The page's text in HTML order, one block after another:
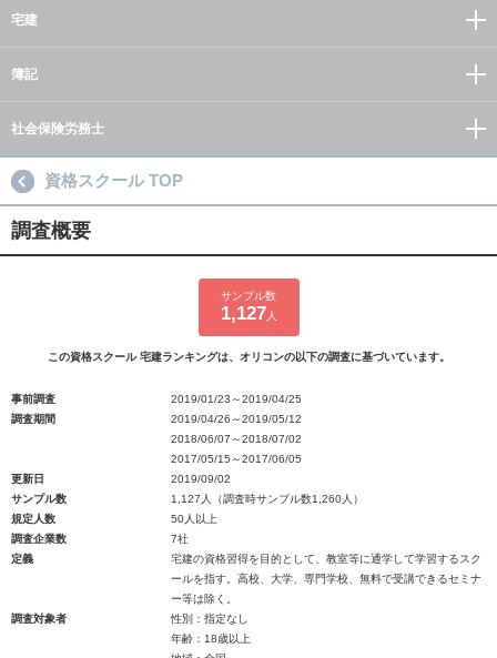
宅建
簿記
社会保険労務士
資格スクール TOP
調査概要
サンプル数
1,127 人
この資格スクール 宅建ランキングは、オリコンの以下の調査に基づいています。
事前調査
2019/01/23～2019/04/25
調査期間
2019/04/26～2019/05/12
2018/06/07～2018/07/02
2017/05/15～2017/06/05
更新日
2019/09/02
サンプル数
1,127人（調査時サンプル数1,260人）
規定人数
50人以上
調査企業数
7社
定義
宅建の資格習得を目的として、教室等に通学して学習するスク
ールを指す。高校、大学、専門学校、無料で受講できるセミナ
ー等は除く。
調査対象者
性別：指定なし
年齢：18歳以上